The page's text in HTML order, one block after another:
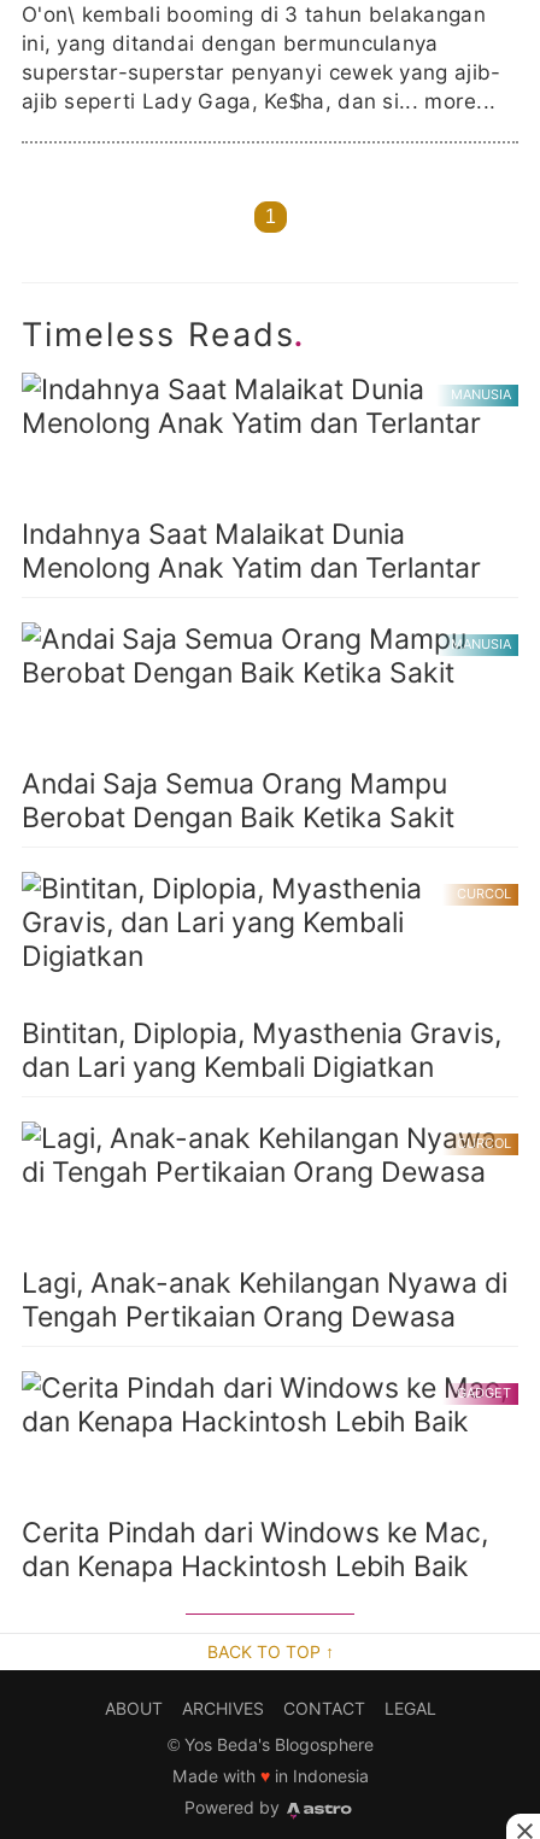
O'on\ kembali booming di 3 tahun belakangan
ini, yang ditandai dengan bermunculanya
superstar-superstar penyanyi cewek yang ajib-
ajib seperti Lady Gaga, Ke$ha, dan si... more...
1
Timeless Reads.
MANUSIA
Indahnya Saat Malaikat Dunia
Menolong Anak Yatim dan Terlantar
MANUSIA
Andai Saja Semua Orang Mampu
Berobat Dengan Baik Ketika Sakit
CURCOL
Bintitan, Diplopia, Myasthenia Gravis,
dan Lari yang Kembali Digiatkan
CURCOL
Lagi, Anak-anak Kehilangan Nyawa di
Tengah Pertikaian Orang Dewasa
GADGET
Cerita Pindah dari Windows ke Mac,
dan Kenapa Hackintosh Lebih Baik
BACK TO TOP ↑
ABOUT ARCHIVES CONTACT
LEGAL
© Yos Beda's Blogosphere
Made with ♥in Indonesia
Powered by